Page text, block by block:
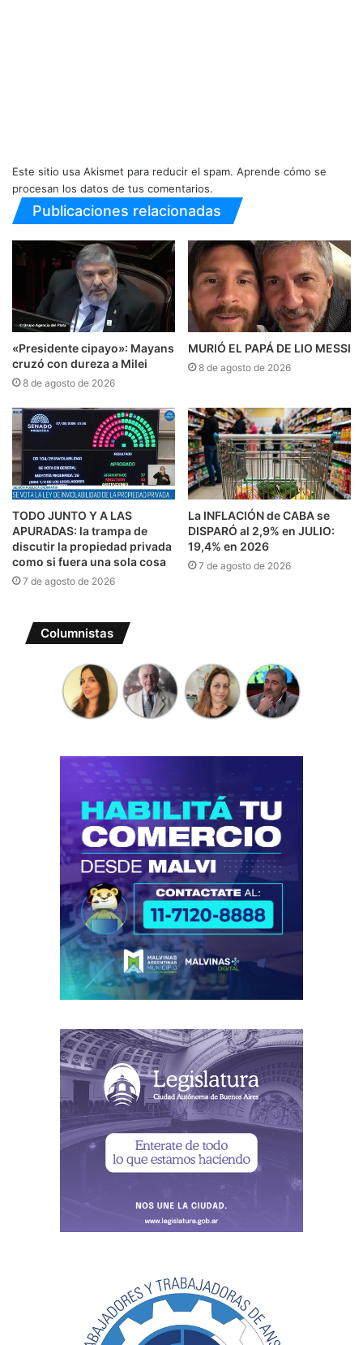
Este sitio usa Akismet para reducir el spam. Aprende cómo se
procesan los datos de tus comentarios.
Publicaciones relacionadas
«Presidente cipayo»: Mayans
cruzó con dureza a Milei
8 de agosto de 2026
MURIÓ EL PAPÁ DE LIO MESSI
8 de agosto de 2026
TODO JUNTO Y A LAS
APURADAS: la trampa de
discutir la propiedad privada
como si fuera una sola cosa
7 de agosto de 2026
La INFLACIÓN de CABA se
DISPARÓ al 2,9% en JULIO:
19,4% en 2026
7 de agosto de 2026
Columnistas